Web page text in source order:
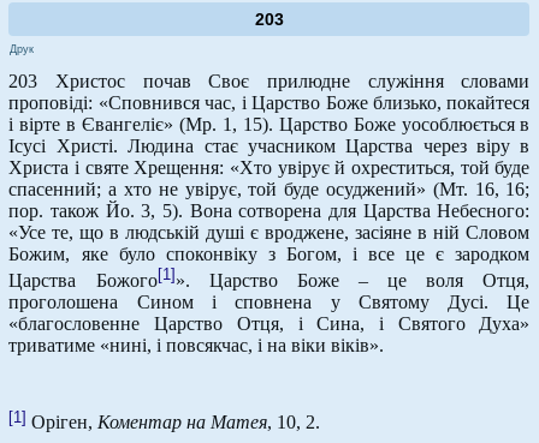
203
Друк
203 Христос почав Своє прилюдне служіння словами
проповіді: «Сповнився час, і Царство Боже близько, покайтеся
і вірте в Євангеліє» (Мр. 1, 15). Царство Боже уособлюється в
Ісусі Христі. Людина стає учасником Царства через віру в
Христа і святе Хрещення: «Хто увірує й охреститься, той буде
спасенний; а хто не увірує, той буде осуджений» (Мт. 16, 16;
пор. також Йо. 3, 5). Вона сотворена для Царства Небесного:
«Усе те, що в людській душі є вроджене, засіяне в ній Словом
Божим, яке було споконвіку з Богом, і все це є зародком
Царства Божого[1] ». Царство Боже – це воля Отця,
проголошена Сином і сповнена у Святому Дусі. Це
«благословенне Царство Отця, і Сина, і Святого Духа»
триватиме «нині, і повсякчас, і на віки віків».
[1] Оріген,Коментар на Матея, 10, 2.